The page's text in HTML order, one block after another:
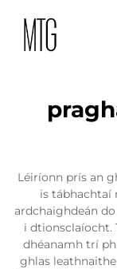
Léiríonn prís an
is tábhachtaí
ardchaighdeán
i dtionsclaíocht.
dhéanamh trí
ghlas